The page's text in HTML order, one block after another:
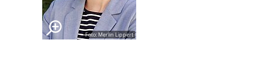
Foto: Merlin Lippert